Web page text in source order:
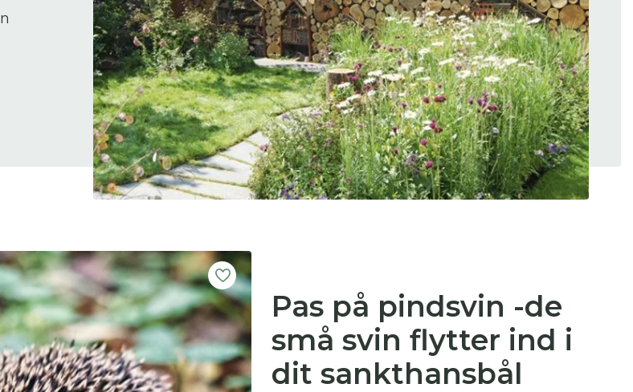
minimum 3 tegn for at se
resultater
i hele vores katalog af artikler, arrangementer,
produkter og åbne haver.
Pas på pindsvin -de
små svin flytter ind i
dit sankthansbål